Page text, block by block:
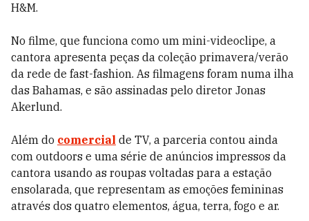
H&M.
No filme, que funciona como um mini-videoclipe, a
cantora apresenta peças da coleção primavera/verão
da rede de fast-fashion. As filmagens foram numa ilha
das Bahamas, e são assinadas pelo diretor Jonas
Akerlund.
Além do comercial de TV, a parceria contou ainda
com outdoors e uma série de anúncios impressos da
cantora usando as roupas voltadas para a estação
ensolarada, que representam as emoções femininas
através dos quatro elementos, água, terra, fogo e ar.